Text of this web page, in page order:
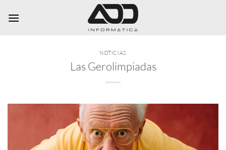
NOTICIAS
Las Gerolimpiadas